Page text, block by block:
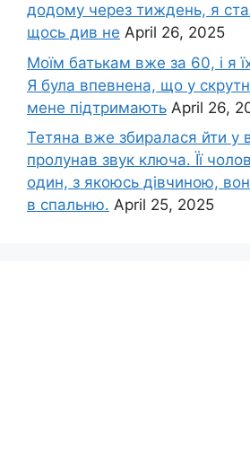
додому через тиждень, я
щось див не April 26, 2025
Моїм батькам вже за 60, і я
Я була впевнена, що у
мене підтримають April 26,
Тетяна вже збиралася йти у
пролунав звук ключа. Її
один, з якоюсь дівчиною,
в спальню. April 25, 2025